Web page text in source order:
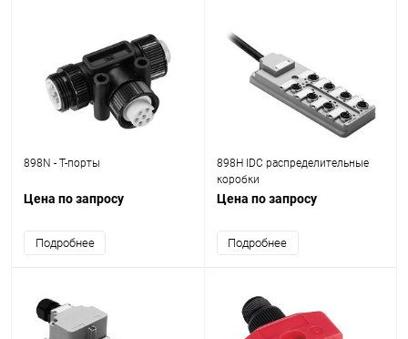
898N - T-порты
Цена по запросу
Подробнее
898H IDC распределительные
коробки
Цена по запросу
Подробнее